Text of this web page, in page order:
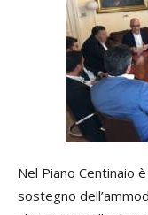
Nel Piano Centinaio
sostegno